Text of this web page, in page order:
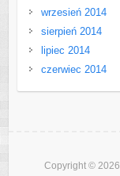
wrzesień 2014
sierpień 2014
lipiec 2014
czerwiec 2014
Copyright © 2026